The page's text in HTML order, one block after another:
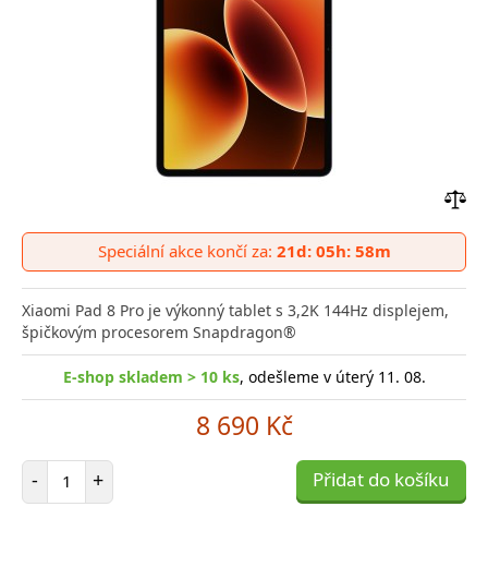
do
Speciální akce končí za: 21d: 05h: 58m
Xiaomi Pad 8 Pro je výkonný tablet s 3,2K 144Hz displejem,
špičkovým procesorem Snapdragon®
E-shop skladem > 10 ks, odešleme v úterý 11. 08.
8 690 Kč
- Počet položek
+ Přidat do košíku